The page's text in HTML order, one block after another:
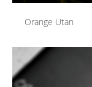
Orange Utan